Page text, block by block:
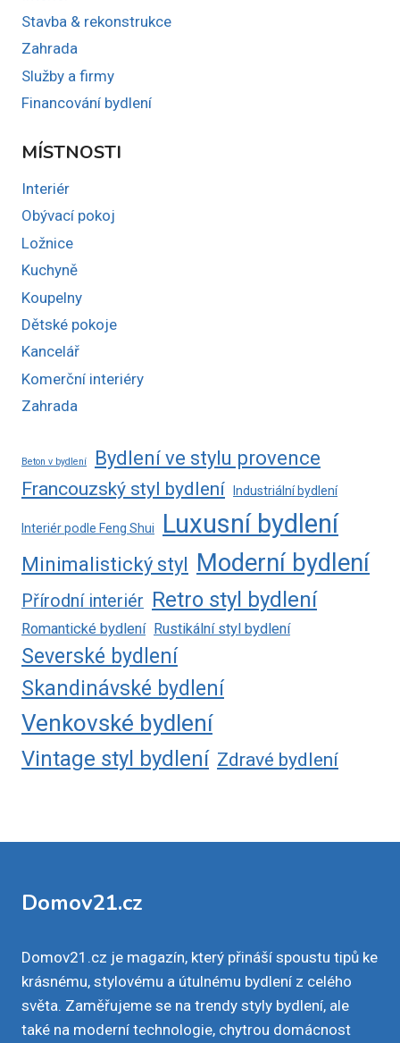
Stavba & rekonstrukce
Zahrada
Služby a firmy
Financování bydlení
MÍSTNOSTI
Interiér
Obývací pokoj
Ložnice
Kuchyně
Koupelny
Dětské pokoje
Kancelář
Komerční interiéry
Zahrada
Beton v bydlení
Bydlení ve stylu provence
Francouzský styl bydlení
Industriální bydlení
Interiér podle Feng Shui Luxusní bydlení
Minimalistický styl Moderní bydlení
Přírodní interiér Retro styl bydlení
Romantické bydlení Rustikální styl bydlení
Severské bydlení
Skandinávské bydlení
Venkovské bydlení
Vintage styl bydlení Zdravé bydlení
Domov21.cz
Domov21.cz je magazín, který přináší spoustu tipů ke
krásnému, stylovému a útulnému bydlení z celého
světa. Zaměřujeme se na trendy styly bydlení, ale
také na moderní technologie, chytrou domácnost